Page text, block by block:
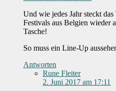
Und wie jedes Jahr steckt das
Festivals aus Belgien wieder
Tasche!
So muss ein Line-Up
Antworten
Rune Fleiter
2. Juni 2017 am 17:11